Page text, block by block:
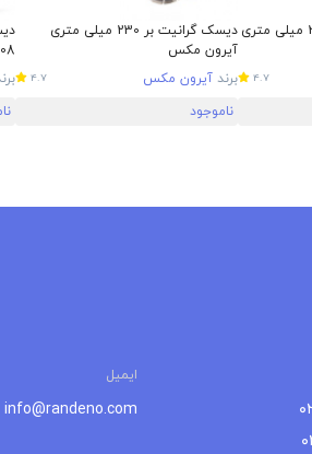
دیسک گرانیت بر توربو 230 میلی‌ متری
4.7
دیسک گرانیت بر 230 میلی‌ متری
آیرون مکس
برند آیرون مکس 4.7
ناموجود
ایمیل
info@randeno.com